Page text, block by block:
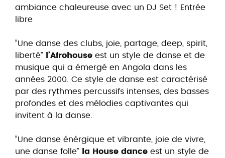
ambiance chaleureuse avec un DJ Set ! Entrée
libre
“Une danse des clubs, joie, partage, deep, spirit,
liberté”
l’Afrohouse est un style de danse et de
musique qui a émergé en Angola dans les
années 2000. Ce style de danse est caractérisé
par des rythmes percussifs intenses, des basses
profondes et des mélodies captivantes qui
invitent à la danse.
“Une danse énérgique et vibrante, joie de vivre,
une danse folle”
la House dance est un style de